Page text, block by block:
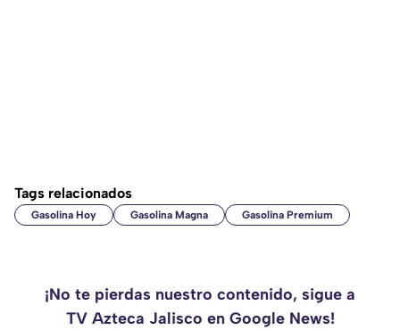
Tags relacionados
Gasolina Hoy Gasolina Magna Gasolina Premium
¡No te pierdas nuestro contenido, sigue a
TV Azteca Jalisco en Google News!